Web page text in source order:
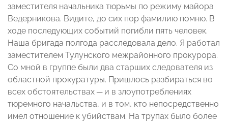
заместителя начальника тюрьмы по режиму майора
Ведерникова. Видите, до сих пор фамилию помню. В
ходе последующих событий погибли пять человек.
Наша бригада полгода расследовала дело. Я работал
заместителем Тулунского межрайонного прокурора.
Со мной в группе были два старших следователя из
областной прокуратуры. Пришлось разбираться во
всех обстоятельствах ─ и в злоупотреблениях
тюремного начальства, и в том, кто непосредственно
имел отношение к убийствам. На трупах было более